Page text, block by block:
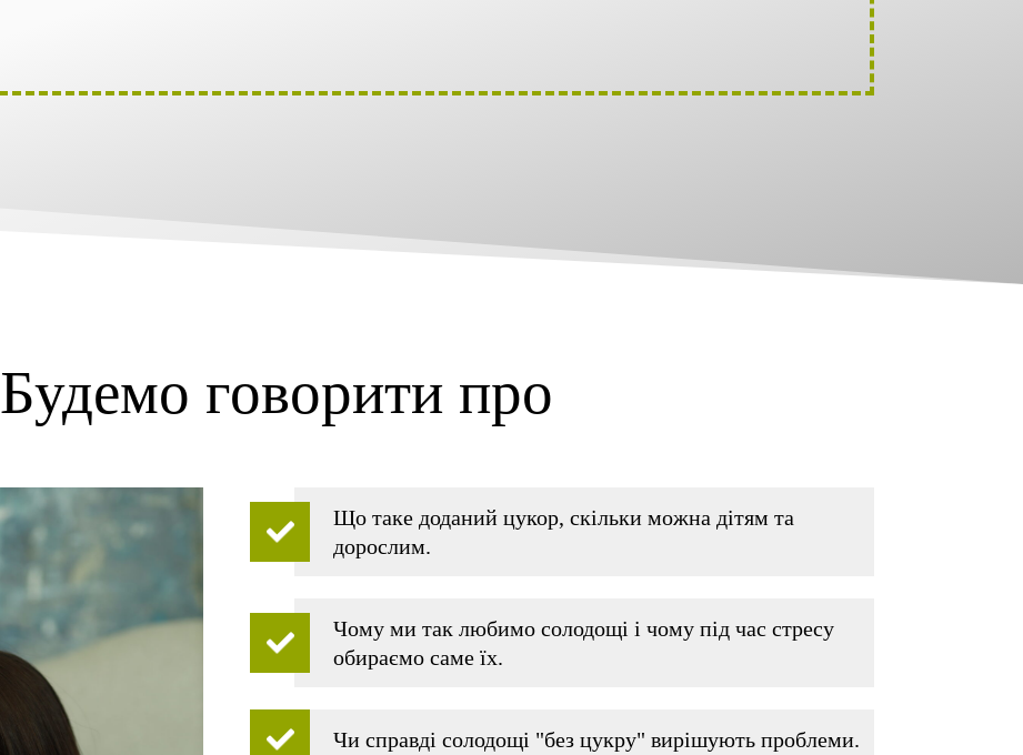
Будемо говорити про
Що таке доданий цукор, скільки можна дітям та
дорослим.
Чому ми так любимо солодощі і чому під час стресу
обираємо саме їх.
Чи справді солодощі "без цукру" вирішують проблеми.